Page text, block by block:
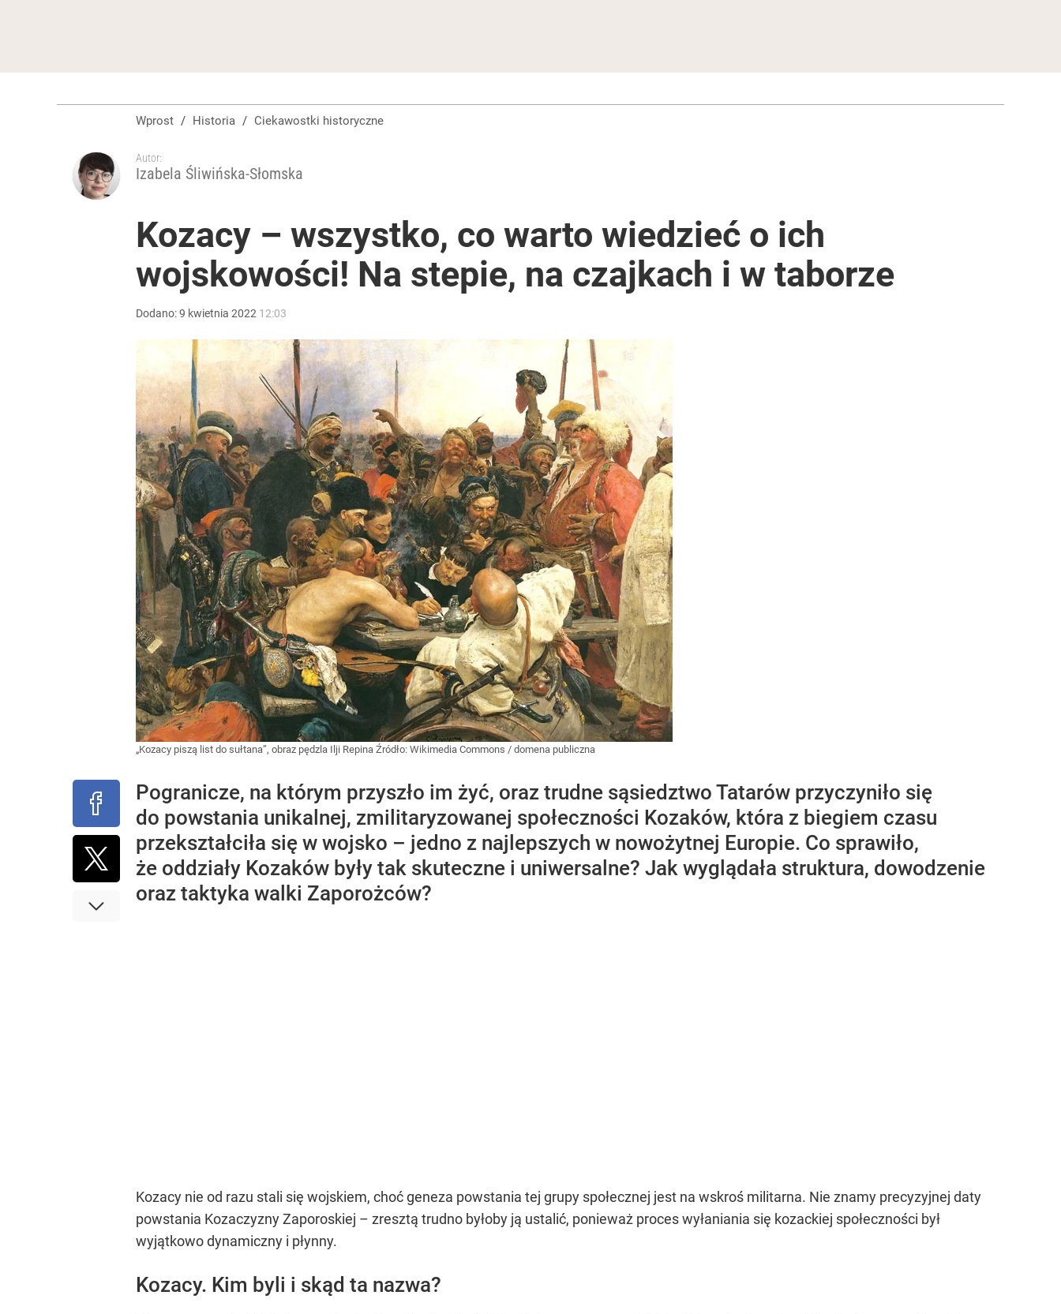
Wprost / Historia / Ciekawostki historyczne
Autor:
Izabela Śliwińska-Słomska
Kozacy – wszystko, co warto wiedzieć o ich
wojskowości! Na stepie, na czajkach i w taborze
Dodano:9 kwietnia 2022 12:03
„Kozacy piszą list do sułtana”, obraz pędzla Ilji Repina Źródło: Wikimedia Commons / domena publiczna
Pogranicze, na którym przyszło im żyć, oraz trudne sąsiedztwo Tatarów przyczyniło się
do powstania unikalnej, zmilitaryzowanej społeczności Kozaków, która z biegiem czasu
przekształciła się w wojsko – jedno z najlepszych w nowożytnej Europie. Co sprawiło,
że oddziały Kozaków były tak skuteczne i uniwersalne? Jak wyglądała struktura, dowodzenie
oraz taktyka walki Zaporożców?
Kozacy nie od razu stali się wojskiem, choć geneza powstania tej grupy społecznej jest na wskroś militarna. Nie znamy precyzyjnej daty
powstania Kozaczyzny Zaporoskiej – zresztą trudno byłoby ją ustalić, ponieważ proces wyłaniania się kozackiej społeczności był
wyjątkowo dynamiczny i płynny.
Kozacy. Kim byli i skąd ta nazwa?